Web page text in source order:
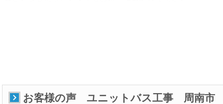
お客様の声 ユニットバス工事 周南市